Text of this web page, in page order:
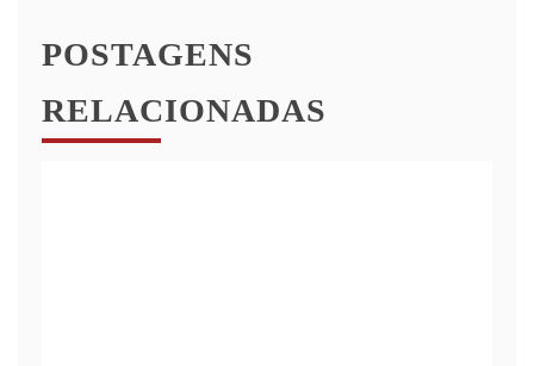
POSTAGENS
RELACIONADAS